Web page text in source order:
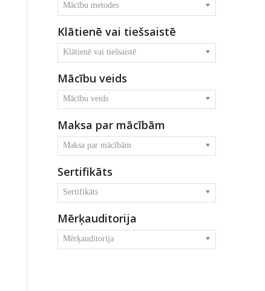
Mācību metodes
Klātienē vai tiešsaistē
Klātienē vai tiešsaistē
Mācību veids
Mācību veids
Maksa par mācībām
Maksa par mācībām
Sertifikāts
Sertifikāts
Mērķauditorija
Mērķauditorija